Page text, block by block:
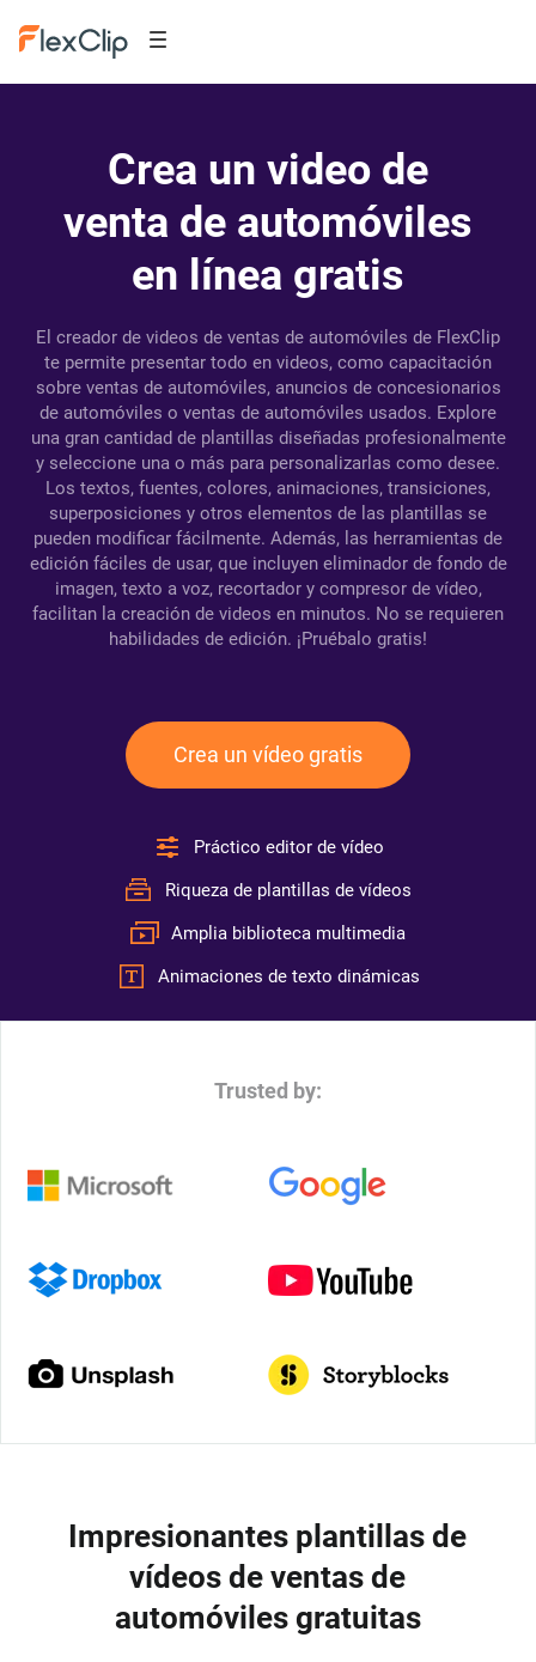
Crea un video de
venta de automóviles
en línea gratis
El creador de videos de ventas de automóviles de FlexClip
te permite presentar todo en videos, como capacitación
sobre ventas de automóviles, anuncios de concesionarios
de automóviles o ventas de automóviles usados. Explore
una gran cantidad de plantillas diseñadas profesionalmente
y seleccione una o más para personalizarlas como desee.
Los textos, fuentes, colores, animaciones, transiciones,
superposiciones y otros elementos de las plantillas se
pueden modificar fácilmente. Además, las herramientas de
edición fáciles de usar, que incluyen eliminador de fondo de
imagen, texto a voz, recortador y compresor de vídeo,
facilitan la creación de videos en minutos. No se requieren
habilidades de edición. ¡Pruébalo gratis!
Crea un vídeo gratis
Práctico editor de vídeo
Riqueza de plantillas de vídeos
Amplia biblioteca multimedia
Animaciones de texto dinámicas
Trusted by:
Impresionantes plantillas de
vídeos de ventas de
automóviles gratuitas